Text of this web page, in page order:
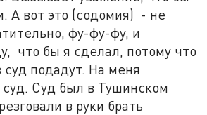
А вот это (содомия) - не
фу-фу-фу, и
что бы я сделал, потому что
суд подадут. На меня
Суд был в Тушинском
в руки брать